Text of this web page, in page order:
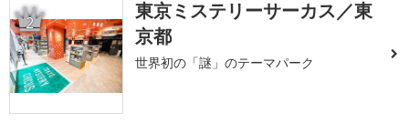
2
東京ミステリーサーカス／東
京都
世界初の「謎」のテーマパーク